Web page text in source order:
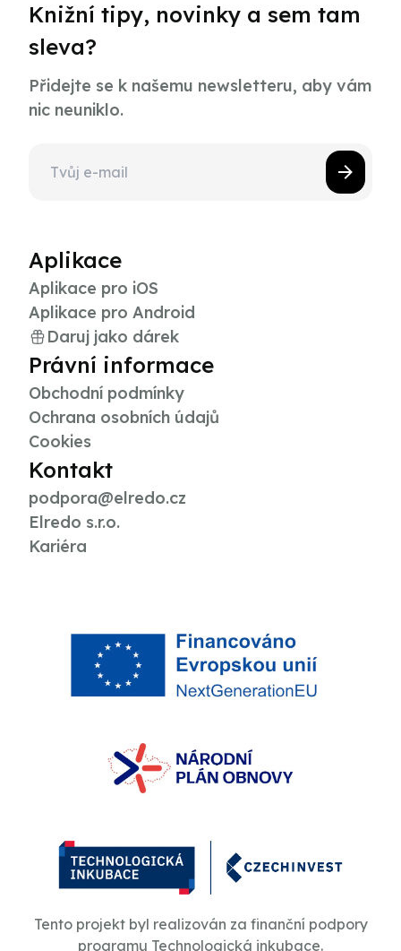
Knižní tipy, novinky a sem tam
sleva?
Přidejte se k našemu newsletteru, aby vám
nic neuniklo.
Aplikace
Aplikace pro iOS
Aplikace pro Android
Daruj jako dárek
Právní informace
Obchodní podmínky
Ochrana osobních údajů
Cookies
Kontakt
podpora@elredo.cz
Elredo s.r.o.
Kariéra
Tento projekt byl realizován za finanční podpory
programu Technologická inkubace.